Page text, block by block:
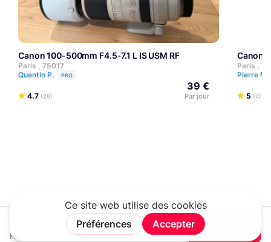
HT / Par jour
Réserver
Canon 100-500mm F4.5-7.1 L IS USM RF
Paris , 75017
Quentin P.
PRO
4.7 (29)
39 €
Par jour
Canon
Paris ,
Pierre M.
5 (4)
Rechercher Connexion Rejoindre